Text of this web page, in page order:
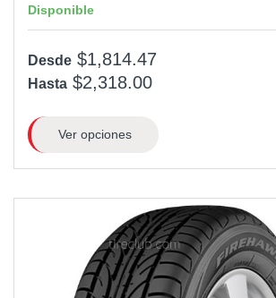
Disponible
Desde $1,814.47
Hasta $2,318.00
Ver opciones